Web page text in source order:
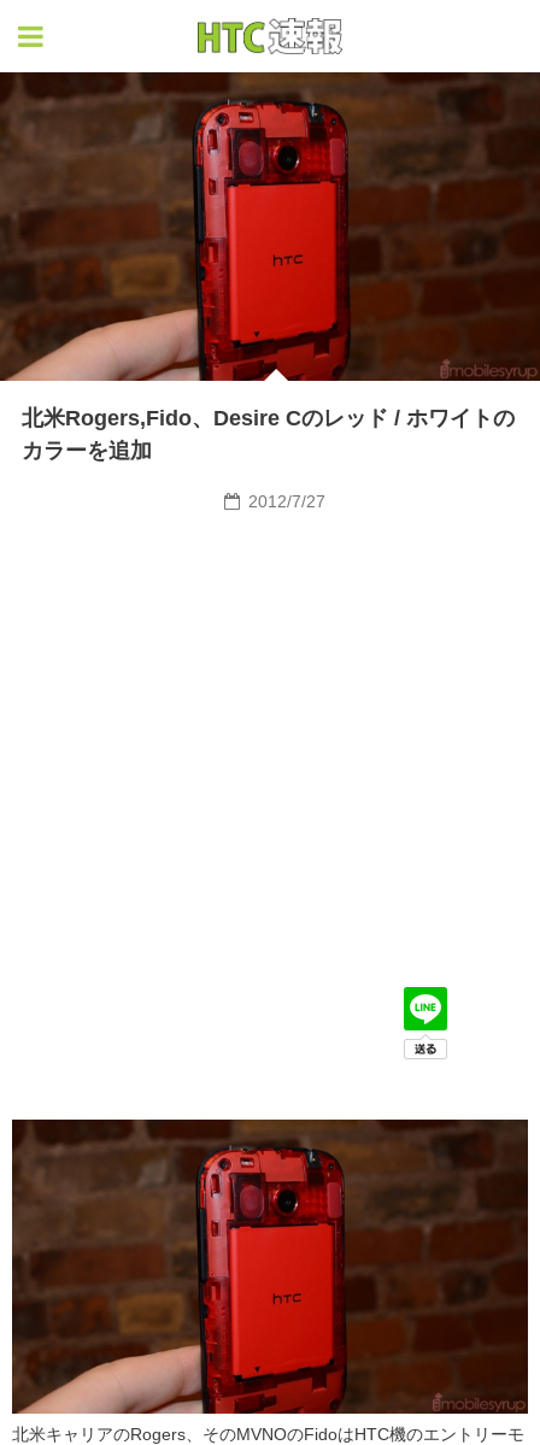
北米Rogers,Fido、Desire Cのレッド / ホワイトの
カラーを追加
2012/7/27
北米キャリアのRogers、そのMVNOのFidoはHTC機のエントリーモ